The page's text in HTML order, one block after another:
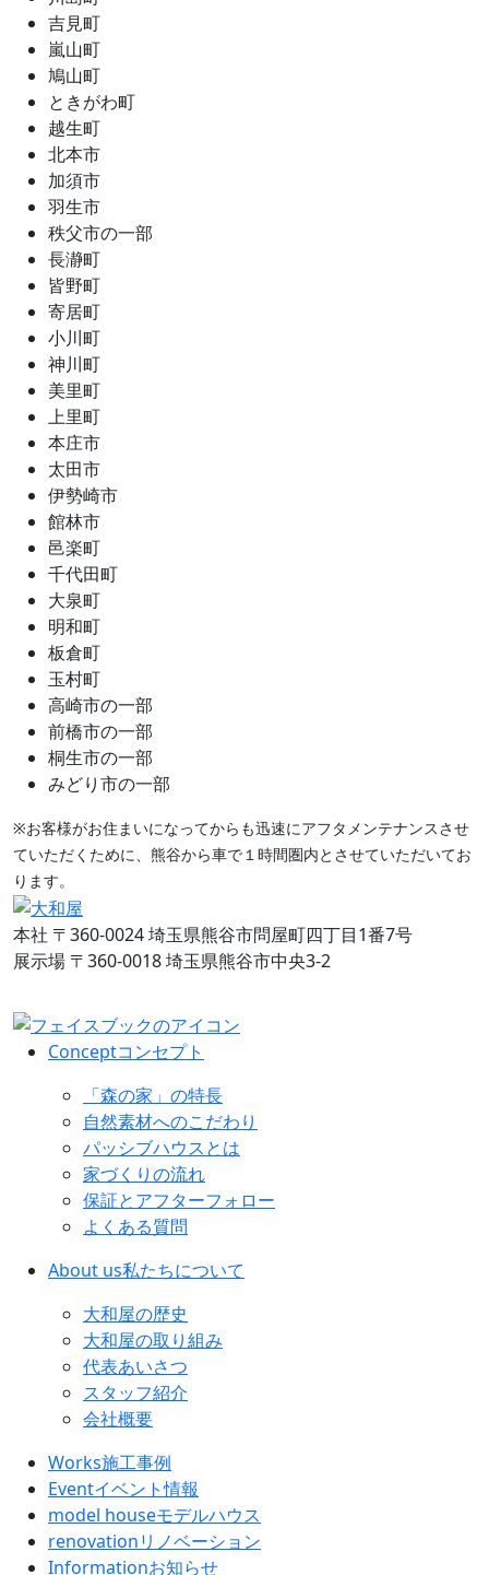
吉見町
嵐山町
鳩山町
ときがわ町
越生町
北本市
加須市
羽生市
秩父市の一部
長瀞町
皆野町
寄居町
小川町
神川町
美里町
上里町
本庄市
太田市
伊勢崎市
館林市
邑楽町
千代田町
大泉町
明和町
板倉町
玉村町
高崎市の一部
前橋市の一部
桐生市の一部
みどり市の一部
※お客様がお住まいになってからも迅速にアフタメンテナンスさせ
ていただくために、熊谷から車で１時間圏内とさせていただいてお
ります。
本社 〒360-0024 埼玉県熊谷市問屋町四丁目1番7号
展示場 〒360-0018 埼玉県熊谷市中央3-2
Conceptコンセプト
「森の家」の特長
自然素材へのこだわり
パッシブハウスとは
家づくりの流れ
保証とアフターフォロー
よくある質問
About us私たちについて
大和屋の歴史
大和屋の取り組み
代表あいさつ
スタッフ紹介
会社概要
Works施工事例
Eventイベント情報
model houseモデルハウス
renovationリノベーション
Informationお知らせ